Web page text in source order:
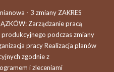
- 3 zmiany ZAKRES
Zarządzanie pracą
produkcyjnego podczas zmiany
pracy Realizacja planów
zgodnie z
i zleceniami